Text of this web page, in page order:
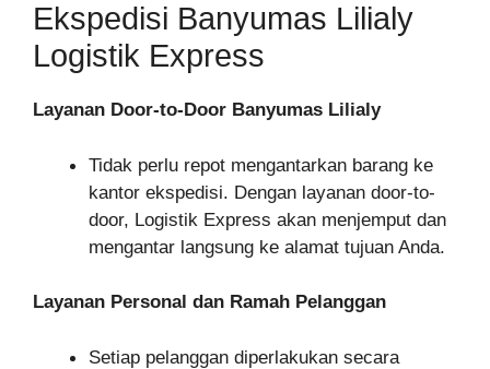
Ekspedisi Banyumas Lilialy
Logistik Express
Layanan Door-to-Door Banyumas Lilialy
Tidak perlu repot mengantarkan barang ke
kantor ekspedisi. Dengan layanan door-to-
door, Logistik Express akan menjemput dan
mengantar langsung ke alamat tujuan Anda.
Layanan Personal dan Ramah Pelanggan
Setiap pelanggan diperlakukan secara